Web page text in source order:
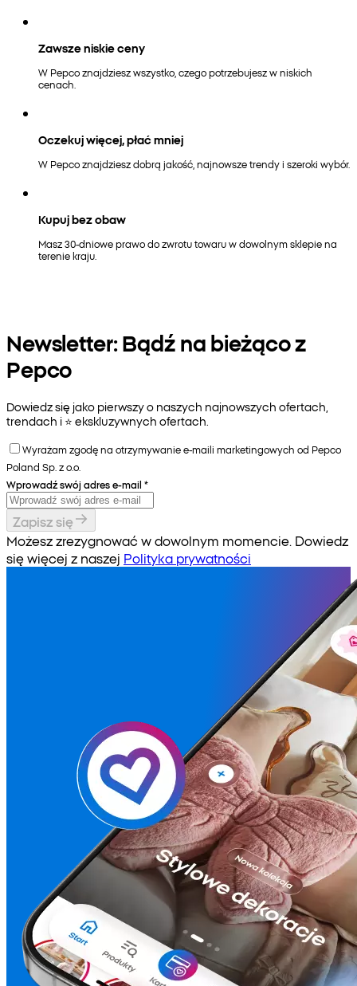
Zawsze niskie ceny
W Pepco znajdziesz wszystko, czego potrzebujesz w niskich
cenach.
Oczekuj więcej, płać mniej
W Pepco znajdziesz dobrą jakość, najnowsze trendy i szeroki wybór.
Kupuj bez obaw
Masz 30-dniowe prawo do zwrotu towaru w dowolnym sklepie na
terenie kraju.
Newsletter: Bądź na bieżąco z
Pepco
Dowiedz się jako pierwszy o naszych najnowszych ofertach,
trendach i ⭐️ ekskluzywnych ofertach.
Wyrażam zgodę na otrzymywanie e-maili marketingowych od Pepco
Poland Sp. z o.o.
Wprowadź swój adres e-mail *
Zapisz się
Możesz zrezygnować w dowolnym momencie. Dowiedz
się więcej z naszej Polityka prywatności